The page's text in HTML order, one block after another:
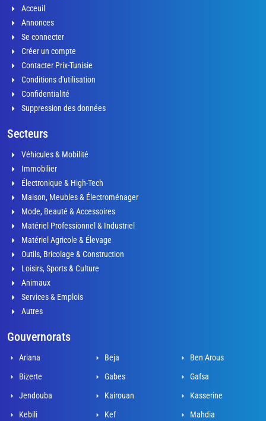
Acceuil
Annonces
Se connecter
Créer un compte
Contacter Prix-Tunisie
Conditions d'utilisation
Confidentialité
Suppression des données
Secteurs
Véhicules & Mobilité
Immobilier
Électronique & High-Tech
Maison, Meubles & Électroménager
Mode, Beauté & Accessoires
Matériel Professionnel & Industriel
Matériel Agricole & Élevage
Outils, Bricolage & Construction
Loisirs, Sports & Culture
Animaux
Services & Emplois
Autres
Gouvernorats
Ariana Beja
Ben Arous
Bizerte
Gabes
Gafsa
Jendouba
Kairouan
Kasserine
Kebili
Kef Mahdia